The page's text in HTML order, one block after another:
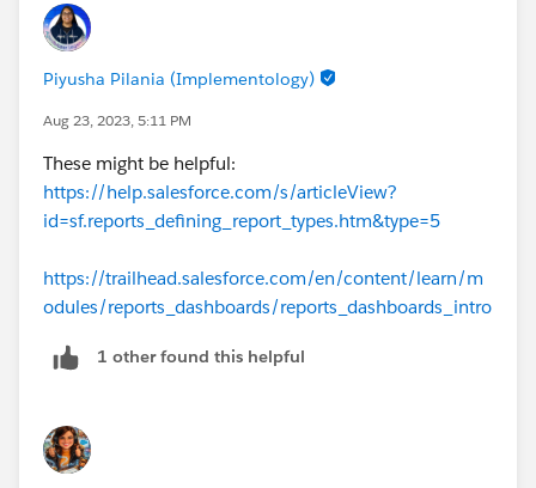
Piyusha Pilania (Implementology)
Aug 23, 2023, 5:11 PM
These might be helpful:
https://help.salesforce.com/s/articleView?
id=sf.reports_defining_report_types.htm&type=5
https://trailhead.salesforce.com/en/content/learn/m
odules/reports_dashboards/reports_dashboards_intro
1 other found this helpful